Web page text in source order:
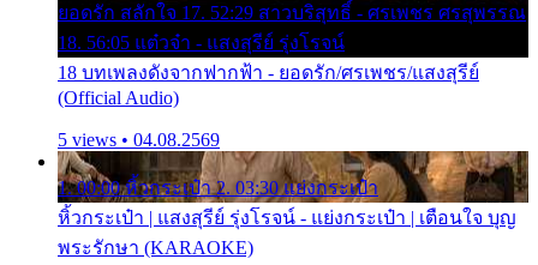
ยอดรัก สลักใจ 17. 52:29 สาวบริสุทธิ์ - ศรเพชร ศรสุพรรณ
18. 56:05 แต๋วจ๋า - แสงสุรีย์ รุ่งโรจน์
18 บทเพลงดังจากฟากฟ้า - ยอดรัก/ศรเพชร/แสงสุรีย์
(Official Audio)
5 views • 04.08.2569
1. 00:00 หิ้วกระเป๋า 2. 03:30 แย่งกระเป๋า
หิ้วกระเป๋า | แสงสุรีย์ รุ่งโรจน์ - แย่งกระเป๋า | เตือนใจ บุญ
พระรักษา (KARAOKE)